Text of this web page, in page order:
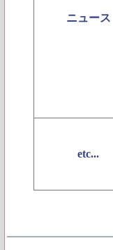
ニュース
etc...